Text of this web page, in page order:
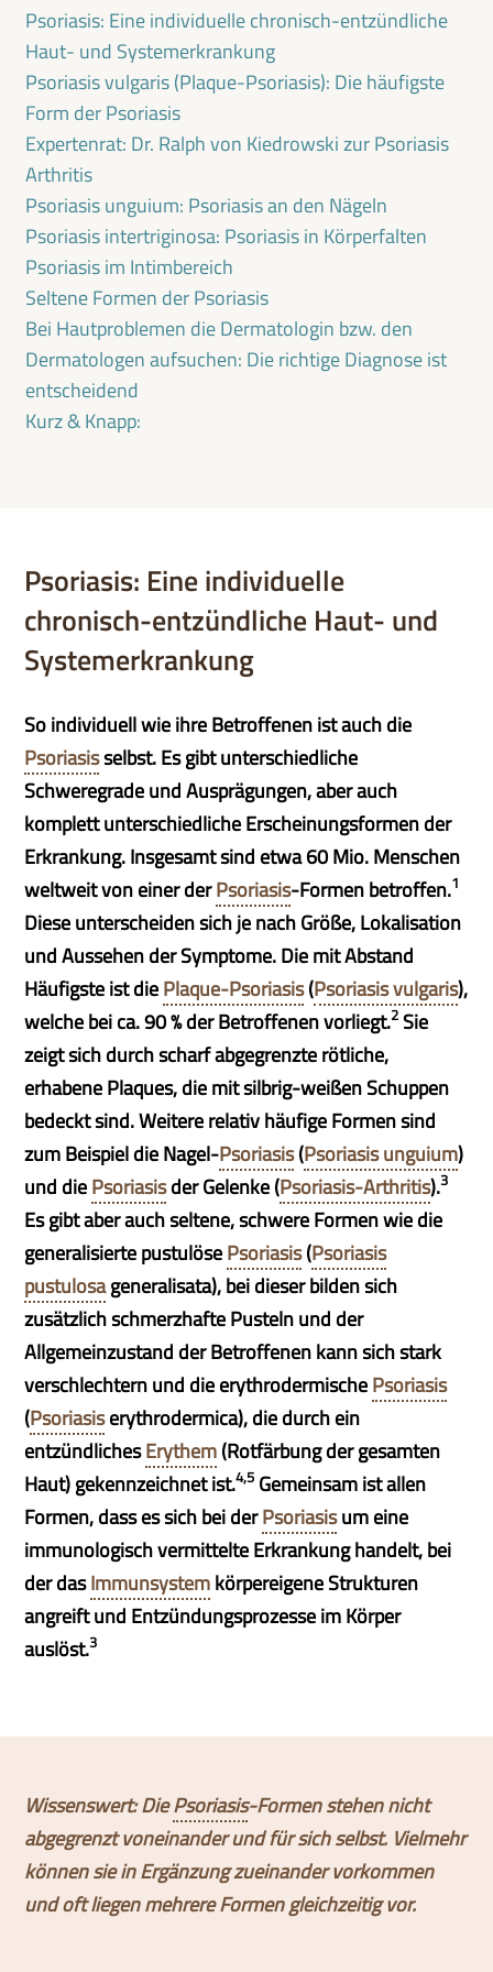
Psoriasis: Eine individuelle chronisch-entzündliche
Haut- und Systemerkrankung
Psoriasis vulgaris (Plaque-Psoriasis): Die häufigste
Form der Psoriasis
Expertenrat: Dr. Ralph von Kiedrowski zur Psoriasis
Arthritis
Psoriasis unguium: Psoriasis an den Nägeln
Psoriasis intertriginosa: Psoriasis in Körperfalten
Psoriasis im Intimbereich
Seltene Formen der Psoriasis
Bei Hautproblemen die Dermatologin bzw. den
Dermatologen aufsuchen: Die richtige Diagnose ist
entscheidend
Kurz & Knapp:
Psoriasis: Eine individuelle
chronisch-entzündliche Haut- und
Systemerkrankung
So individuell wie ihre Betroffenen ist auch die
Psoriasisselbst. Es gibt unterschiedliche
Schweregrade und Ausprägungen, aber auch
komplett unterschiedliche Erscheinungsformen der
Erkrankung. Insgesamt sind etwa 60 Mio. Menschen
weltweit von einer derPsoriasis-Formen betroffen.1
Diese unterscheiden sich je nach Größe, Lokalisation
und Aussehen der Symptome. Die mit Abstand
Häufigste ist diePlaque-Psoriasis(Psoriasis vulgaris),
welche bei ca. 90 % der Betroffenen vorliegt.2 Sie
zeigt sich durch scharf abgegrenzte rötliche,
erhabene Plaques, die mit silbrig-weißen Schuppen
bedeckt sind. Weitere relativ häufige Formen sind
zum Beispiel die Nagel-Psoriasis(Psoriasis unguium)
und diePsoriasisder Gelenke (Psoriasis-Arthritis).3
Es gibt aber auch seltene, schwere Formen wie die
generalisierte pustulösePsoriasis(Psoriasis
pustulosageneralisata), bei dieser bilden sich
zusätzlich schmerzhafte Pusteln und der
Allgemeinzustand der Betroffenen kann sich stark
verschlechtern und die erythrodermischePsoriasis
(Psoriasiserythrodermica), die durch ein
entzündlichesErythem(Rotfärbung der gesamten
Haut) gekennzeichnet ist.4,5 Gemeinsam ist allen
Formen, dass es sich bei derPsoriasisum eine
immunologisch vermittelte Erkrankung handelt, bei
der dasImmunsystemkörpereigene Strukturen
angreift und Entzündungsprozesse im Körper
auslöst.3
Wissenswert: DiePsoriasis-Formen stehen nicht
abgegrenzt voneinander und für sich selbst. Vielmehr
können sie in Ergänzung zueinander vorkommen
und oft liegen mehrere Formen gleichzeitig vor.